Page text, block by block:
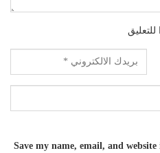
Save my name, email, and